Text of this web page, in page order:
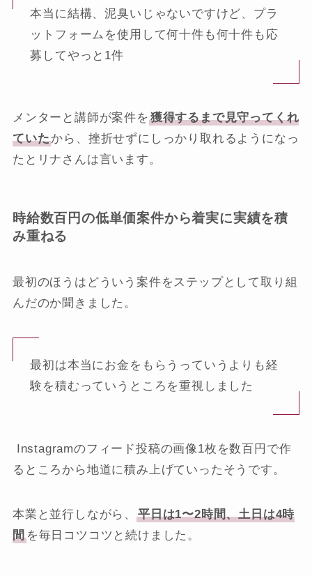
本当に結構、泥臭いじゃないですけど、プラ
ットフォームを使用して何十件も何十件も応
募してやっと1件
メンターと講師が案件を獲得するまで見守ってくれ
ていたから、挫折せずにしっかり取れるようになっ
たとリナさんは言います。
時給数百円の低単価案件から着実に実績を積
み重ねる
最初のほうはどういう案件をステップとして取り組
んだのか聞きました。
最初は本当にお金をもらうっていうよりも経
験を積むっていうところを重視しました
Instagramのフィード投稿の画像1枚を数百円で作
るところから地道に積み上げていったそうです。
本業と並行しながら、
平日は1〜2時間、土日は4時
間を毎日コツコツと続けました。